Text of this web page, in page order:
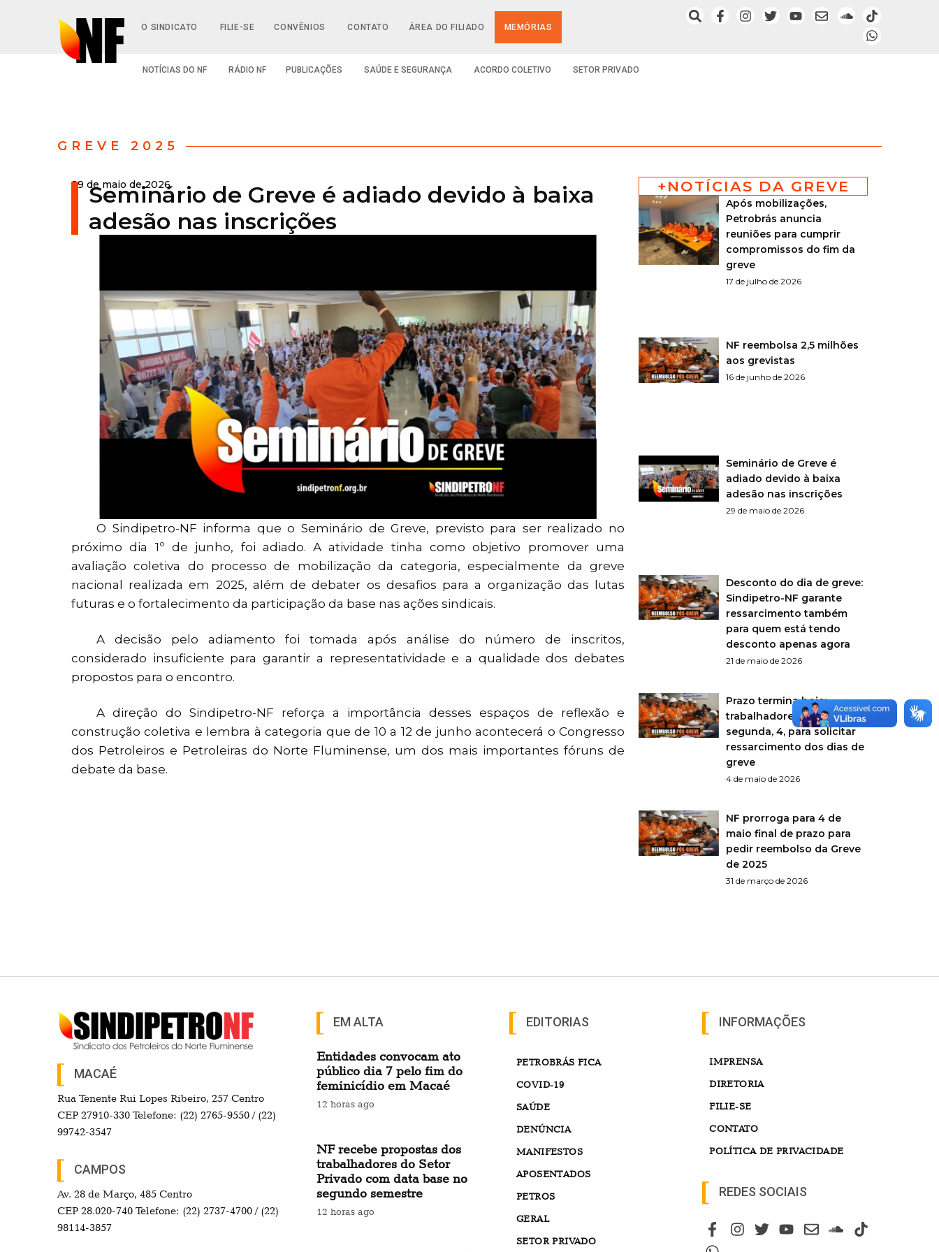
O SINDICATO FILIE-SE CONVÊNIOS CONTATO ÁREA DO FILIADO MEMÓRIAS
NOTÍCIAS DO NF RÁDIO NF PUBLICAÇÕES SAÚDE E SEGURANÇA ACORDO COLETIVO SETOR PRIVADO
GREVE 2025
29 de maio de 2026
Seminário de Greve é adiado devido à baixa
adesão nas inscrições
O Sindipetro-NF informa que o Seminário de Greve, previsto para ser realizado no
próximo dia 1º de junho, foi adiado. A atividade tinha como objetivo promover uma
avaliação coletiva do processo de mobilização da categoria, especialmente da greve
nacional realizada em 2025, além de debater os desafios para a organização das lutas
futuras e o fortalecimento da participação da base nas ações sindicais.
A decisão pelo adiamento foi tomada após análise do número de inscritos,
considerado insuficiente para garantir a representatividade e a qualidade dos debates
propostos para o encontro.
A direção do Sindipetro-NF reforça a importância desses espaços de reflexão e
construção coletiva e lembra à categoria que de 10 a 12 de junho acontecerá o Congresso
dos Petroleiros e Petroleiras do Norte Fluminense, um dos mais importantes fóruns de
debate da base.
+NOTÍCIAS DA GREVE
Após mobilizações,
Petrobrás anuncia
reuniões para cumprir
compromissos do fim da
greve
17 de julho de 2026
NF reembolsa 2,5 milhões
aos grevistas
16 de junho de 2026
Seminário de Greve é
adiado devido à baixa
adesão nas inscrições
29 de maio de 2026
Desconto do dia de greve:
Sindipetro-NF garante
ressarcimento também
para quem está tendo
desconto apenas agora
21 de maio de 2026
Prazo termina hoje:
trabalhadores têm até esta
segunda, 4, para solicitar
ressarcimento dos dias de
greve
4 de maio de 2026
NF prorroga para 4 de
maio final de prazo para
pedir reembolso da Greve
de 2025
31 de março de 2026
MACAÉ
Rua Tenente Rui Lopes Ribeiro, 257 Centro
CEP 27910-330 Telefone: (22) 2765-9550 / (22)
99742-3547
CAMPOS
Av. 28 de Março, 485 Centro
CEP 28.020-740 Telefone: (22) 2737-4700 / (22)
98114-3857
EM ALTA
Entidades convocam ato
público dia 7 pelo fim do
feminicídio em Macaé
12 horas ago
NF recebe propostas dos
trabalhadores do Setor
Privado com data base no
segundo semestre
12 horas ago
EDITORIAS
PETROBRÁS FICA
COVID-19
SAÚDE
DENÚNCIA
MANIFESTOS
APOSENTADOS
PETROS
GERAL
SETOR PRIVADO
INFORMAÇÕES
IMPRENSA
DIRETORIA
FILIE-SE
CONTATO
POLÍTICA DE PRIVACIDADE
REDES SOCIAIS